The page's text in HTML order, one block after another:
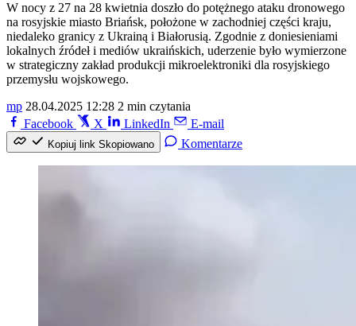
W nocy z 27 na 28 kwietnia doszło do potężnego ataku dronowego
na rosyjskie miasto Briańsk, położone w zachodniej części kraju,
niedaleko granicy z Ukrainą i Białorusią. Zgodnie z doniesieniami
lokalnych źródeł i mediów ukraińskich, uderzenie było wymierzone
w strategiczny zakład produkcji mikroelektroniki dla rosyjskiego
przemysłu wojskowego.
mp 28.04.2025 12:28 2 min czytania
Facebook
X LinkedIn E-mail
Kopiuj link Skopiowano Komentarze